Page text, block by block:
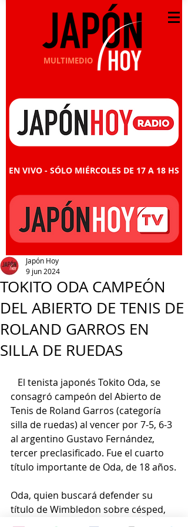
MULTIMEDIO
EN VIVO - SÓLO MIÉRCOLES DE 17 A 18 HS
TOKITO ODA CAMPEÓN
DEL ABIERTO DE TENIS DE
ROLAND GARROS EN
SILLA DE RUEDAS
Japón Hoy
9 jun 2024
El tenista japonés Tokito Oda, se
consagró campeón del Abierto de
Tenis de Roland Garros (categoría
silla de ruedas) al vencer por 7-5, 6-3
al argentino Gustavo Fernández,
tercer preclasificado. Fue el cuarto
título importante de Oda, de 18 años.
Oda, quien buscará defender su
título de Wimbledon sobre césped,
ha ganado todos los grandes